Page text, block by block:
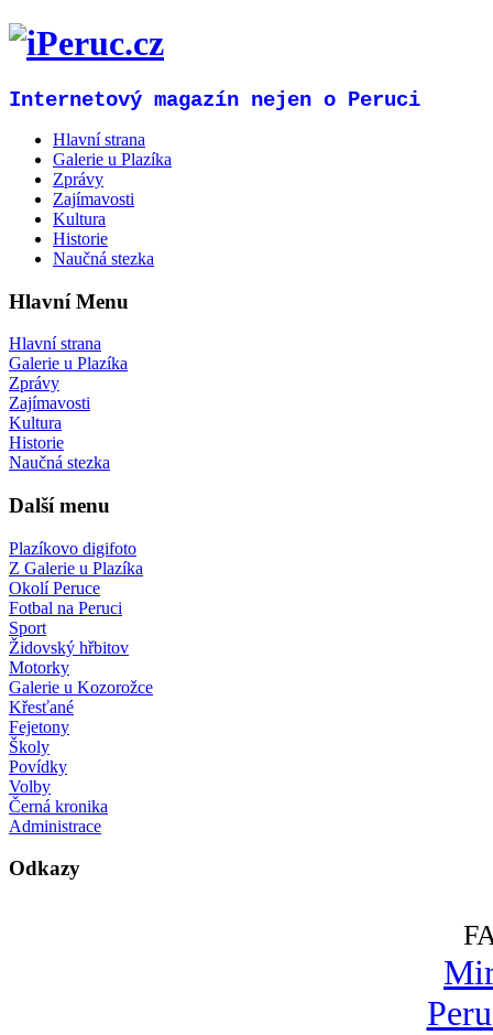
Internetový magazín nejen o Peruci
Hlavní strana
Galerie u Plazíka
Zprávy
Zajímavosti
Kultura
Historie
Naučná stezka
Hlavní Menu
Hlavní strana
Galerie u Plazíka
Zprávy
Zajímavosti
Kultura
Historie
Naučná stezka
Další menu
Plazíkovo digifoto
Z Galerie u Plazíka
Okolí Peruce
Fotbal na Peruci
Sport
Židovský hřbitov
Motorky
Galerie u Kozorožce
Křesťané
Fejetony
Školy
Povídky
Volby
Černá kronika
Administrace
Odkazy